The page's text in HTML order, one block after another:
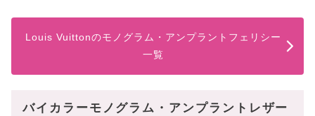
Louis Vuittonのモノグラム・アンプラントフェリシー
一覧
バイカラーモノグラム・アンプラントレザー